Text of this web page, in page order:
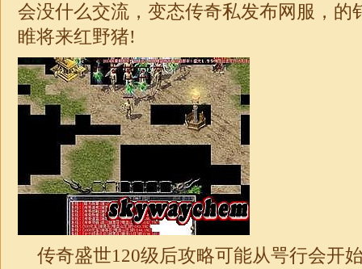
会没什么交流，变态传奇私发布网服，
睢将来红野猪!
传奇盛世120级后攻略可能从咢行会开